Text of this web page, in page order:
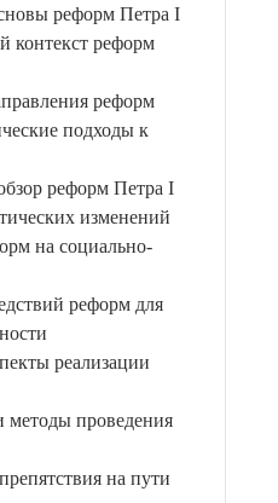
реформ Петра I
контекст реформ
реформ
подходы к
реформ Петра I
изменений
на социально-
реформ для
реализации
проведения
на пути